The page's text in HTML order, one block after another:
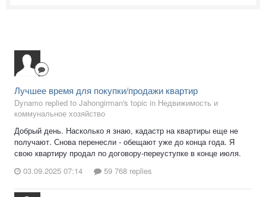
Лучшее время для покупки/продажи квартир
Dynamo replied to Jahongirman's topic in Недвижимость и
коммунальное хозяйство
Добрый день. Насколько я знаю, кадастр на квартиры еще не
получают. Снова перенесли - обещают уже до конца года. Я
свою квартиру продал по договору-переуступке в конце июля.
03.09.2025 07:14
59 768 replies